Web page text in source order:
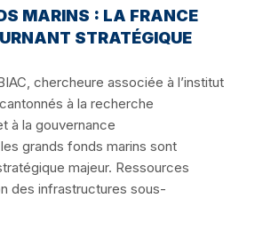
MARINS : LA FRANCE
STRATÉGIQUE
chercheure associée à l’institut
à la recherche
à la gouvernance
grands fonds marins sont
majeur. Ressources
des infrastructures sous-